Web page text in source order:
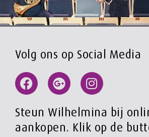
Volg ons op Social Media
Steun Wilhelmina bij
aankopen. Klik op de